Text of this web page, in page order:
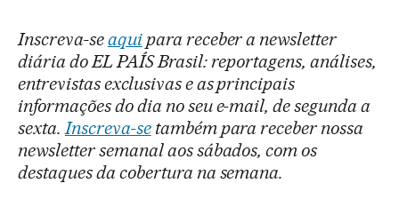
Inscreva-seaquipara receber a newsletter
diária do EL PAÍS Brasil: reportagens, análises,
entrevistas exclusivas e as principais
informações do dia no seu e-mail, de segunda a
sexta. Inscreva-setambém para receber nossa
newsletter semanal aos sábados, com os
destaques da cobertura na semana.